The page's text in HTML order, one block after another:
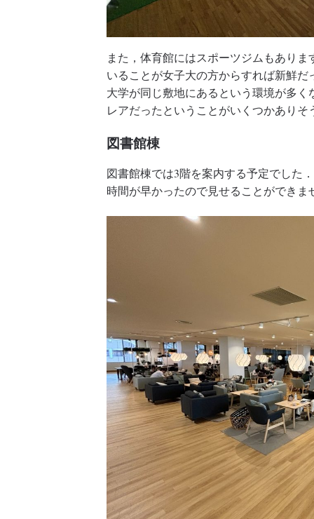
また，体育館にはスポーツジムもあり
いることが女子大の方からすれば新鮮
大学が同じ敷地にあるという環境が多
レアだったということがいくつかありそ
図書館棟
図書館棟では3階を案内する予定でした
時間が早かったので見せることができま